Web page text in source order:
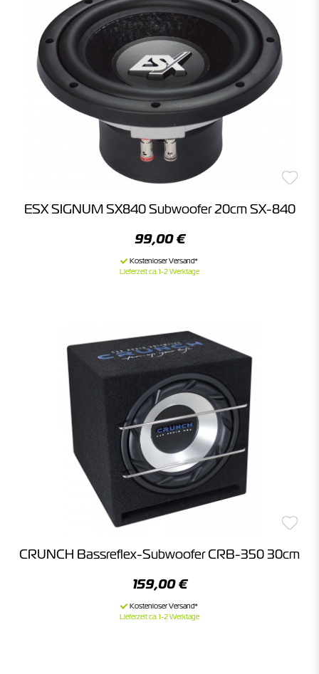
ESX SIGNUM SX840 Subwoofer 20cm SX-840
99,00 €
Lieferzeit ca. 1-2 Werktage
CRUNCH Bassreflex-Subwoofer CRB-350 30cm
159,00 €
Lieferzeit ca. 1-2 Werktage